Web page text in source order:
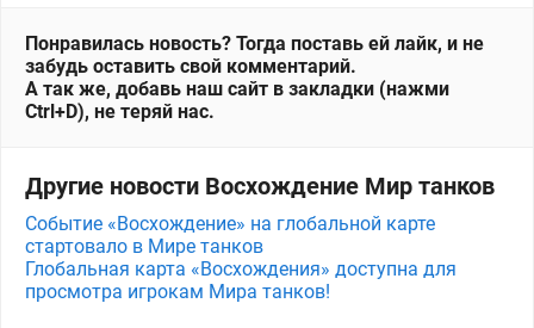
Понравилась новость? Тогда поставь ей лайк, и не
забудь оставить свой комментарий.
А так же, добавь наш сайт в закладки (нажми
Ctrl+D), не теряй нас.
Другие новости Восхождение Мир танков
Событие «Восхождение» на глобальной карте
стартовало в Мире танков
Глобальная карта «Восхождения» доступна для
просмотра игрокам Мира танков!